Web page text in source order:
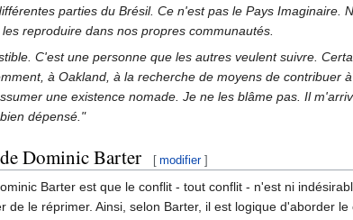
parties du Brésil. Ce n'est pas le Pays
reproduire dans nos propres communautés.
C'est une personne que les autres veulent suivre.
à Oakland, à la recherche de moyens de
une existence nomade. Je ne les blâme pas. Il
dépensé."
Dominic Barter [ modifier ]
Barter est que le conflit - tout conflit - n'est ni
de le réprimer. Ainsi, selon Barter, il est logique d'aborder